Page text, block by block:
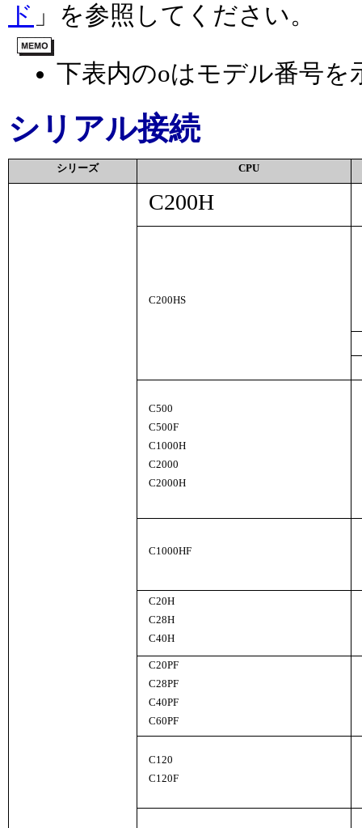
ド 」を参照してください。
下表内のoはモデル番号を
シリアル接続
シリーズ CPU
C200H
C200HS
C500
C500F
C1000H
C2000
C2000H
C1000HF
C20H
C28H
C40H
C20PF
C28PF
C40PF
C60PF
C120
C120F